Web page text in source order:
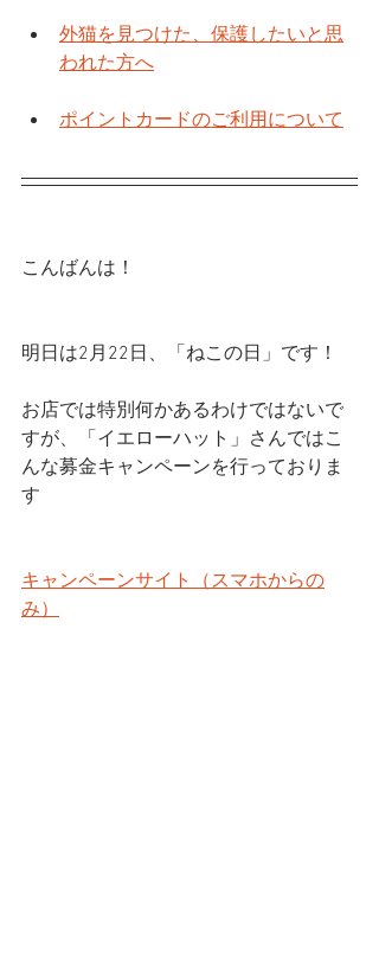
外猫を見つけた、保護したいと思
われた方へ
ポイントカードのご利用について
こんばんは！
明日は2月22日、「ねこの日」です！
お店では特別何かあるわけではないで
すが、「イエローハット」さんではこ
んな募金キャンペーンを行っておりま
す
キャンペーンサイト（スマホからの
み）